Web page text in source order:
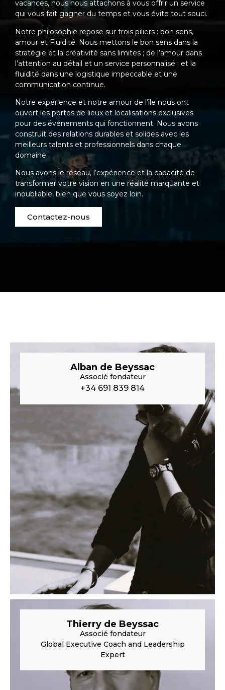
vacances, nous nous attachons à vous offrir un service
qui vous fait gagner du temps et vous évite tout souci.
Notre philosophie repose sur trois piliers : bon sens,
amour et Fluidité. Nous mettons le bon sens dans la
stratégie et la créativité sans limites ; de l’amour dans
l’attention au détail et un service personnalisé ; et la
fluidité dans une logistique impeccable et une
communication continue.
Notre expérience et notre amour de l’île nous ont
ouvert les portes de lieux et localisations exclusives
pour des événements qui fonctionnent. Nous avons
construit des relations durables et solides avec les
meilleurs talents et professionnels dans chaque
domaine.
Nous avons le réseau, l’expérience et la capacité de
transformer votre vision en une réalité marquante et
inoubliable, bien que vous soyez loin.
Contactez-nous
Alban de Beyssac
Associé fondateur
+34 691 839 814
Thierry de Beyssac
Associé fondateur
Global Executive Coach and Leadership
Expert